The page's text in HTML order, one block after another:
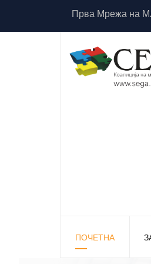
Прва Мрежа на
ПОЧЕТНА